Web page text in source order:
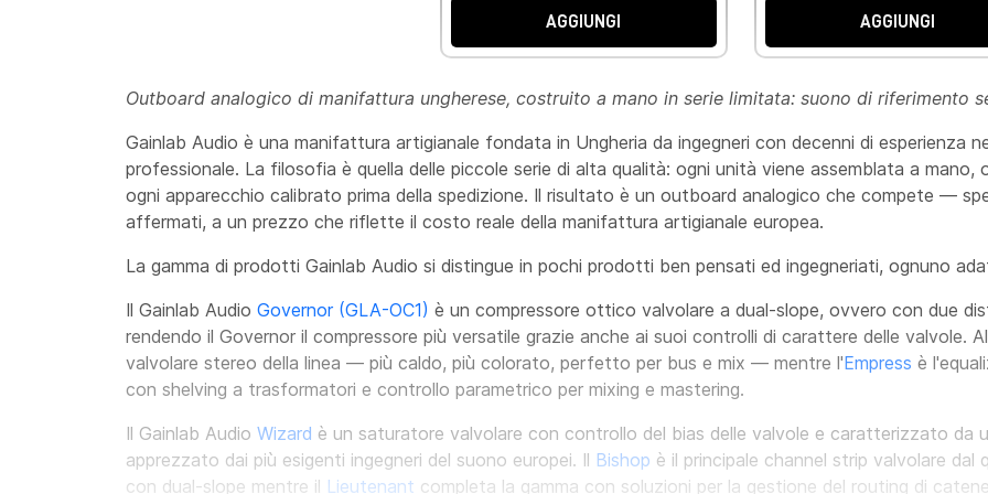
AGGIUNGI AGGIUNGI
Outboard analogico di manifattura ungherese, costruito a mano in serie limitata: suono di riferimento
Gainlab Audio è una manifattura artigianale fondata in Ungheria da ingegneri con decenni di esperienza
professionale. La filosofia è quella delle piccole serie di alta qualità: ogni unità viene assemblata a
ogni apparecchio calibrato prima della spedizione. Il risultato è un outboard analogico che compete —
affermati, a un prezzo che riflette il costo reale della manifattura artigianale europea.
La gamma di prodotti Gainlab Audio si distingue in pochi prodotti ben pensati ed ingegneriati, ognuno
Il Gainlab Audio Governor (GLA-OC1) è un compressore ottico valvolare a dual-slope, ovvero con due
rendendo il Governor il compressore più versatile grazie anche ai suoi controlli di carattere delle valvole.
valvolare stereo della linea — più caldo, più colorato, perfetto per bus e mix — mentre l'Empress è
con shelving a trasformatori e controllo parametrico per mixing e mastering.
Il Gainlab Audio Wizard è un saturatore valvolare con controllo del bias delle valvole e caratterizzato
apprezzato dai più esigenti ingegneri del suono europei. Il Bishop è il principale channel strip valvolare
con dual-slope mentre il Lieutenant completa la gamma con soluzioni per la gestione del routing di